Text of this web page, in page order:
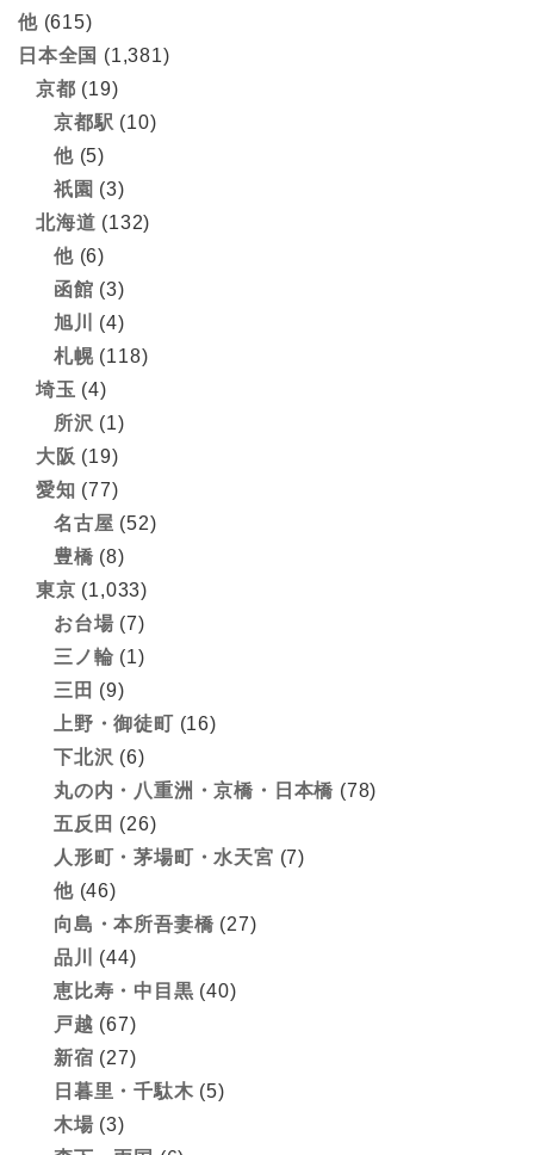
他(615)
日本全国 (1,381)
京都 (19)
京都駅 (10)
他(5)
祇園 (3)
北海道 (132)
他(6)
函館 (3)
旭川
(4)
札幌(118)
埼玉 (4)
所沢 (1)
大阪 (19)
愛知 (77)
名古屋 (52)
豊橋 (8)
東京 (1,033)
お台場 (7)
三ノ輪 (1)
三田 (9)
上野・御徒町 (16)
下北沢 (6)
丸の内・八重洲・京橋・日本橋 (78)
五反田 (26)
人形町・茅場町・水天宮 (7)
他(46)
向島・本所吾妻橋 (27)
品川
(44)
恵比寿・中目黒 (40)
戸越 (67)
新宿 (27)
日暮里・千駄木 (5)
木場 (3)